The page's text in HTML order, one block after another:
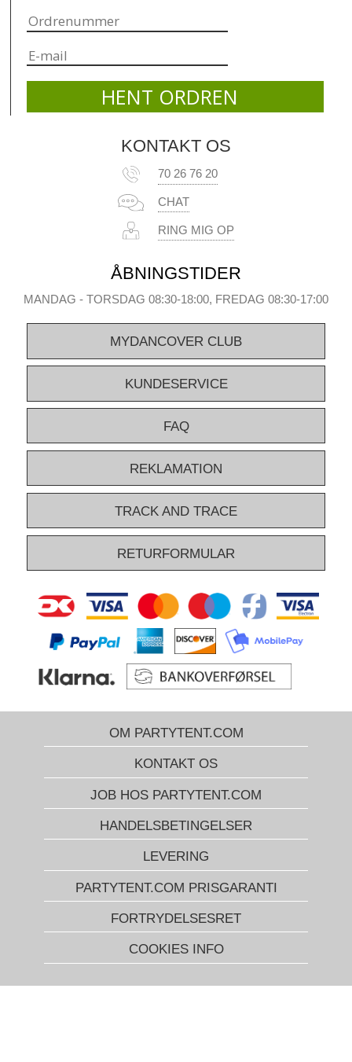
KONTAKT OS
70 26 76 20
CHAT
RING MIG OP
ÅBNINGSTIDER
MANDAG - TORSDAG 08:30-18:00, FREDAG 08:30-17:00
MYDANCOVER CLUB
KUNDESERVICE
FAQ
REKLAMATION
TRACK AND TRACE
RETURFORMULAR
OM PARTYTENT.COM
KONTAKT OS
JOB HOS PARTYTENT.COM
HANDELSBETINGELSER
LEVERING
PARTYTENT.COM PRISGARANTI
FORTRYDELSESRET
COOKIES INFO